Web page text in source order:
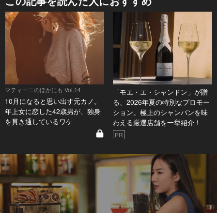
マティーニのほかにも Vol.14
10月になると思い出す元カノ。
年上女に恋した42歳男が、独身
を貫き通しているワケ
「モエ・エ・シャンドン」が贈
る、2026年夏の特別なプロモー
ション。極上のシャンパンを味
わえる厳選店舗を一挙紹介！
PR